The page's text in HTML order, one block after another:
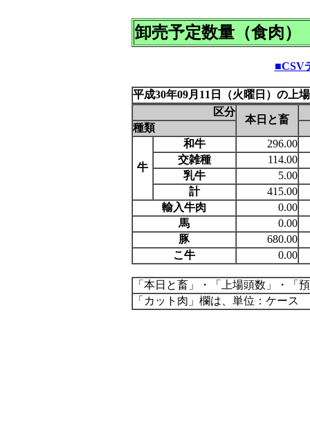
卸売予定数量（食肉）
■CSV
平成30年09月11日（火曜日）の上
区分
本日と畜
種類
牛
和牛
296.00
交雑種
114.00
乳牛
5.00
計
415.00
輸入牛肉
0.00
馬
0.00
豚
680.00
こ牛
0.00
「本日と畜」・「上場頭数」・「
「カット肉」欄は、単位：ケース